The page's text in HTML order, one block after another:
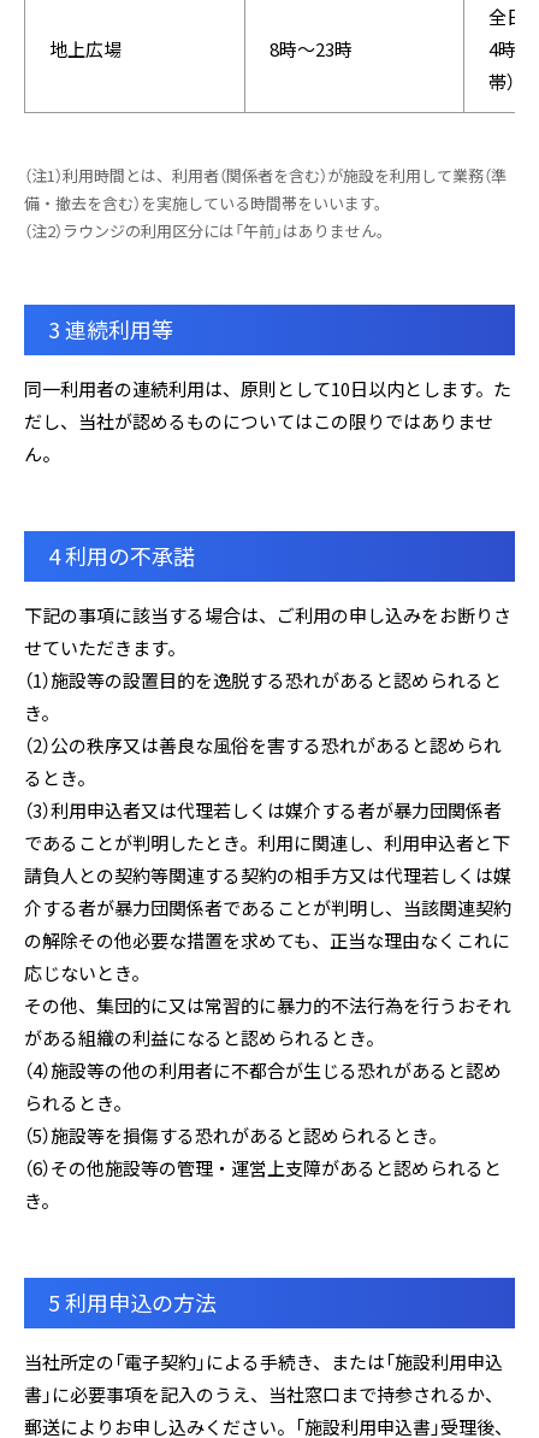
地上広場 8時〜23時
全日
4時間
帯）
（注1）利用時間とは、利用者（関係者を含む）が施設を利用して業務（準
備・撤去を含む）を実施している時間帯をいいます。
（注2）ラウンジの利用区分には「午前」はありません。
3 連続利用等
同一利用者の連続利用は、原則として10日以内とします。た
だし、当社が認めるものについてはこの限りではありませ
ん。
4 利用の不承諾
下記の事項に該当する場合は、ご利用の申し込みをお断りさ
せていただきます。
（1）施設等の設置目的を逸脱する恐れがあると認められると
き。
（2）公の秩序又は善良な風俗を害する恐れがあると認められ
るとき。
（3）利用申込者又は代理若しくは媒介する者が暴力団関係者
であることが判明したとき。利用に関連し、利用申込者と下
請負人との契約等関連する契約の相手方又は代理若しくは媒
介する者が暴力団関係者であることが判明し、当該関連契約
の解除その他必要な措置を求めても、正当な理由なくこれに
応じないとき。
その他、集団的に又は常習的に暴力的不法行為を行うおそれ
がある組織の利益になると認められるとき。
（4）施設等の他の利用者に不都合が生じる恐れがあると認め
られるとき。
（5）施設等を損傷する恐れがあると認められるとき。
（6）その他施設等の管理・運営上支障があると認められると
き。
5 利用申込の方法
当社所定の「電子契約」による手続き、または「施設利用申込
書」に必要事項を記入のうえ、当社窓口まで持参されるか、
郵送によりお申し込みください。「施設利用申込書」受理後、